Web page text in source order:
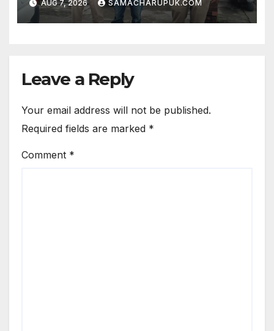
AUG 7, 2026 SAMACHARUPUK.COM
Leave a Reply
Your email address will not be published.
Required fields are marked *
Comment *